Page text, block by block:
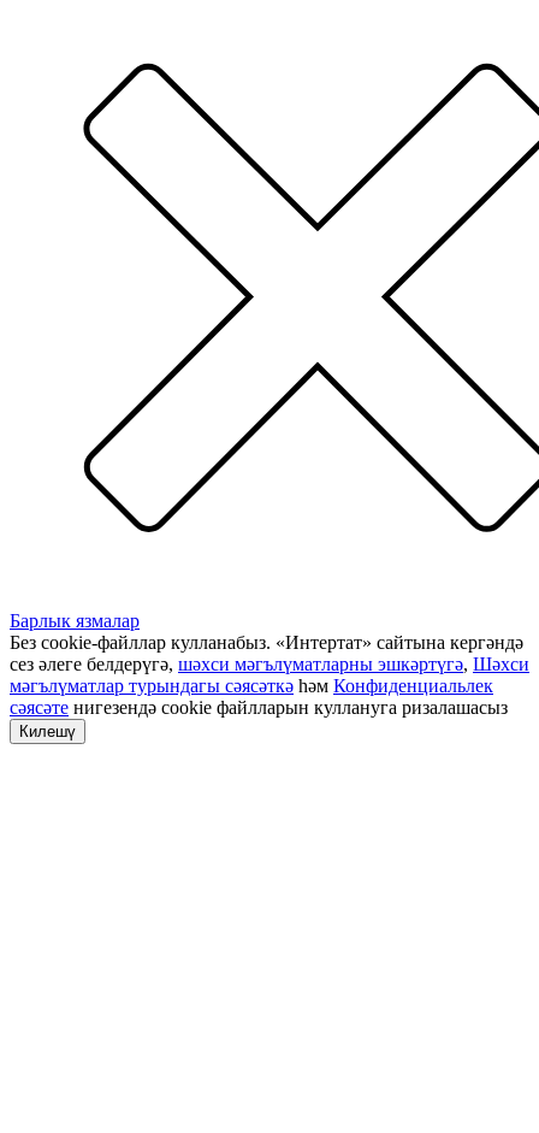
Барлык язмалар
Без cookie-файллар кулланабыз. «Интертат» сайтына кергәндә
сез әлеге белдерүгә, шәхси мәгълүматларны эшкәртүгә, Шәхси
мәгълүматлар турындагы сәясәткә һәм Конфиденциальлек
сәясәте нигезендә cookie файлларын куллануга ризалашасыз
Килешү